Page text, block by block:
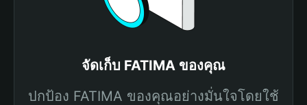
จัดเก็บ FATIMA ของคุณ
ปกป้อง FATIMA ของคุณอย่างมั่นใจโดยใช้